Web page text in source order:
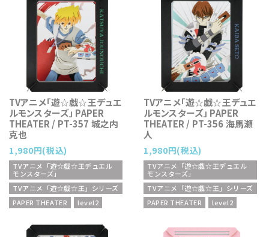
TVアニメ「遊☆戯☆王デュエ
ルモンスターズ」 PAPER
THEATER / PT-357 城之内
克也
1,980円(税込)
TVアニメ「遊☆戯☆王デュエル
モンスターズ」
TVアニメ「遊☆戯☆王」シリーズ
PAPER THEATER
level2
TVアニメ「遊☆戯☆王デュエ
ルモンスターズ」 PAPER
THEATER / PT-356 海馬瀬
人
1,980円(税込)
TVアニメ「遊☆戯☆王デュエル
モンスターズ」
TVアニメ「遊☆戯☆王」シリーズ
PAPER THEATER
level2